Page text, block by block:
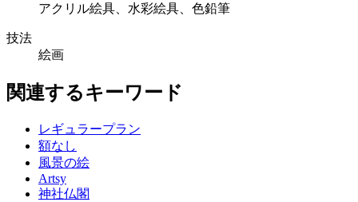
アクリル絵具、水彩絵具、色鉛筆
技法
絵画
関連するキーワード
レギュラープラン
額なし
風景の絵
Artsy
神社仏閣